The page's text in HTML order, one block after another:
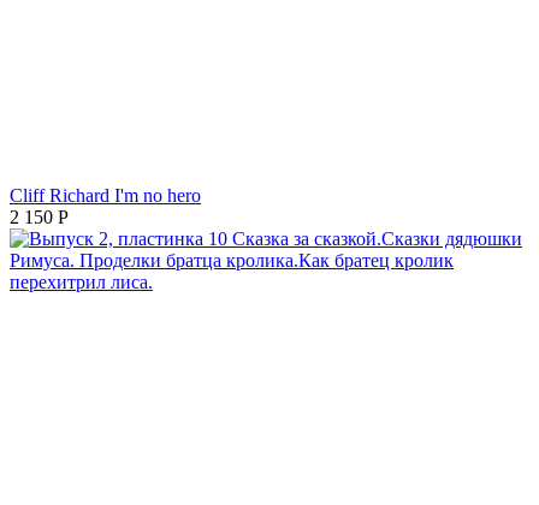
Cliff Richard I'm no hero
2 150 Р